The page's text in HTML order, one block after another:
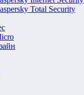
Total Security